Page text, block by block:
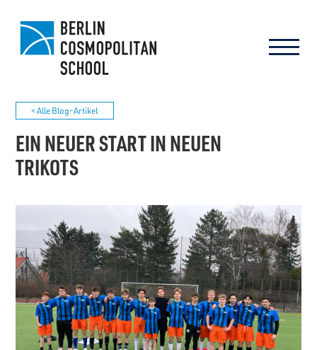
< Alle Blog-Artikel
EIN NEUER START IN NEUEN
TRIKOTS